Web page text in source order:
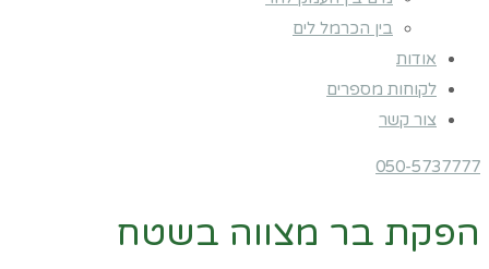
בין הכרמל לים
אודות
לקוחות מספרים
צור קשר
050-5737777
הפקת בר מצווה בשטח